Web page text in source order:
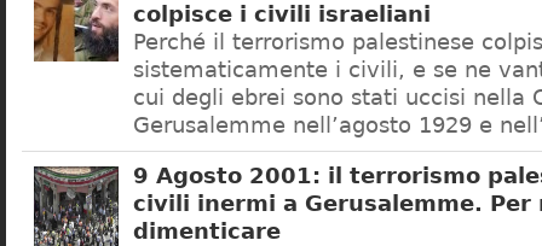
colpisce i civili israeliani
Perché il terrorismo palestinese
sistematicamente i civili, e se ne
cui degli ebrei sono stati uccisi nella
Gerusalemme nell’agosto 1929 e
9 Agosto 2001: il terrorismo
civili inermi a Gerusalemme. Per
dimenticare